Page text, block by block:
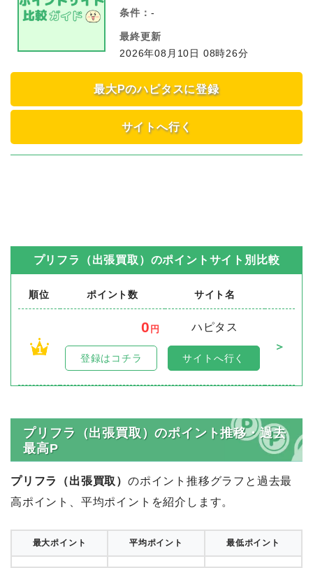
条件： -
最終更新
2026年08月10日 08時26分
最大Pのハピタスに登録
サイトへ行く
プリフラ（出張買取） のポイントサイト別比較
順位 ポイント数 サイト名
1
0 円
ハピタス
＞
登録はコチラ サイトへ行く
プリフラ（出張買取）のポイント推移・過去
最高P
プリフラ（出張買取） のポイント推移グラフと過去最
高ポイント、平均ポイントを紹介します。
最大ポイント 平均ポイント 最低ポイント